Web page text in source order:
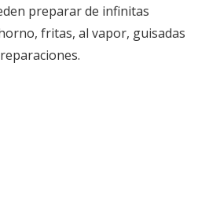
preparar de infinitas
fritas, al vapor, guisadas